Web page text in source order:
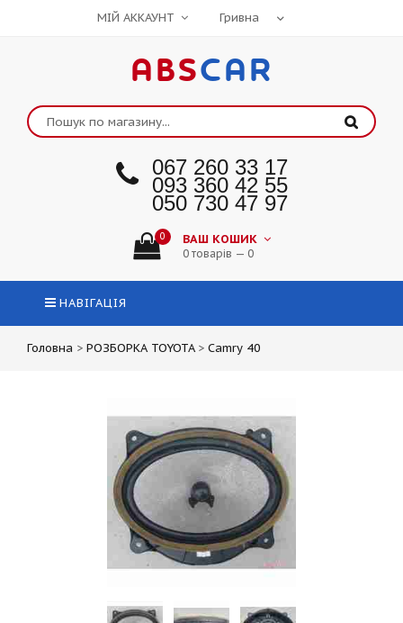
МІЙ АККАУНТ
ABSCAR
067 260 33 17
093 360 42 55
050 730 47 97
0 ВАШ КОШИК
0 товарів — 0
НАВІГАЦІЯ
Головна > РОЗБОРКА TOYOTA > Camry 40